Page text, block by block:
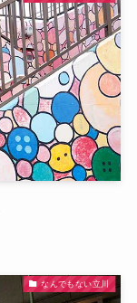
なんでもない立川